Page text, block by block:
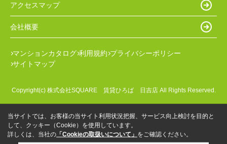
アクセスマップ
会社概要
マンションカタログ 利用規約 プライバシーポリシー
サイトマップ
Copyright(c) 株式会社SQUARE 賃貸ひろば 日吉店 All Rights Reserved.
当サイトでは、お客様の当サイト利用状況把握、サービス向上検討を目的と
して、クッキー（Cookie）を使用しています。
詳しくは、当社の 「Cookieの取扱いについて」 をご確認ください。